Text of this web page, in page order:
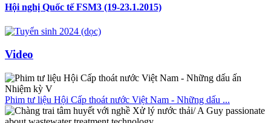
Hội nghị Quốc tế FSM3 (19-23.1.2015)
Video
Phim tư liệu Hội Cấp thoát nước Việt Nam - Những dấu ...